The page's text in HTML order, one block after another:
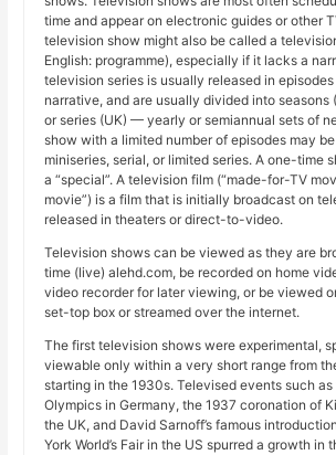
time and appear on electronic guides or other
television show might also be called a
English: programme), especially if it lacks a
television series is usually released in
narrative, and are usually divided into seasons
or series (UK) — yearly or semiannual sets of
show with a limited number of episodes may
miniseries, serial, or limited series. A one-time
a “special”. A television film (“made-for-TV
movie”) is a film that is initially broadcast on
released in theaters or direct-to-video.
Television shows can be viewed as they are
time (live) alehd.com, be recorded on home
video recorder for later viewing, or be viewed
set-top box or streamed over the internet.
The first television shows were experimental,
viewable only within a very short range from
starting in the 1930s. Televised events such as
Olympics in Germany, the 1937 coronation of
the UK, and David Sarnoff’s famous
York World’s Fair in the US spurred a growth in